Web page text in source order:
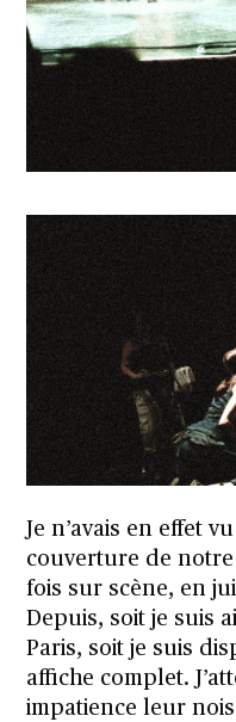
Je n’avais en effet
couverture de notre
fois sur scène, en
Depuis, soit je suis
Paris, soit je suis
affiche complet.
impatience leur